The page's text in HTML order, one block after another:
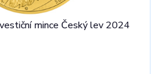
mince Český lev 2024